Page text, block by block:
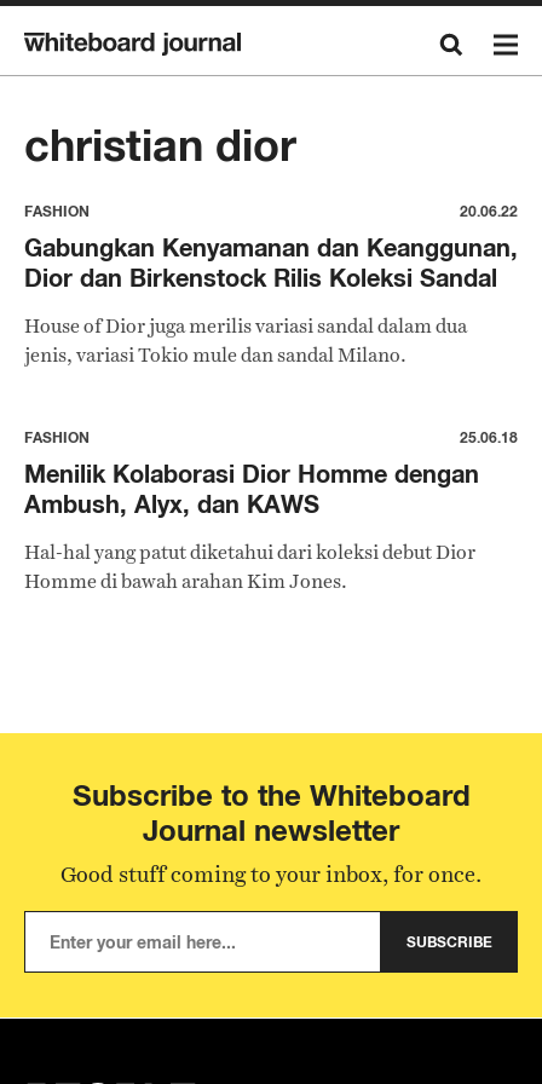
christian dior
FASHION 20.06.22
Gabungkan Kenyamanan dan Keanggunan,
Dior dan Birkenstock Rilis Koleksi Sandal
House of Dior juga merilis variasi sandal dalam dua
jenis, variasi Tokio mule dan sandal Milano.
FASHION 25.06.18
Menilik Kolaborasi Dior Homme dengan
Ambush, Alyx, dan KAWS
Hal-hal yang patut diketahui dari koleksi debut Dior
Homme di bawah arahan Kim Jones.
Subscribe to the Whiteboard
Journal newsletter
Good stuff coming to your inbox, for once.
SUBSCRIBE